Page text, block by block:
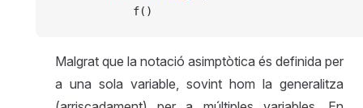
            f()
Malgrat que la notació asimptòtica és definida per
a una sola variable, sovint hom la generalitza